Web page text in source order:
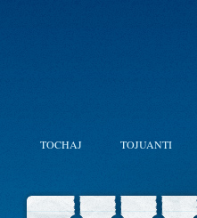
TOCHAJ TOJUANTI